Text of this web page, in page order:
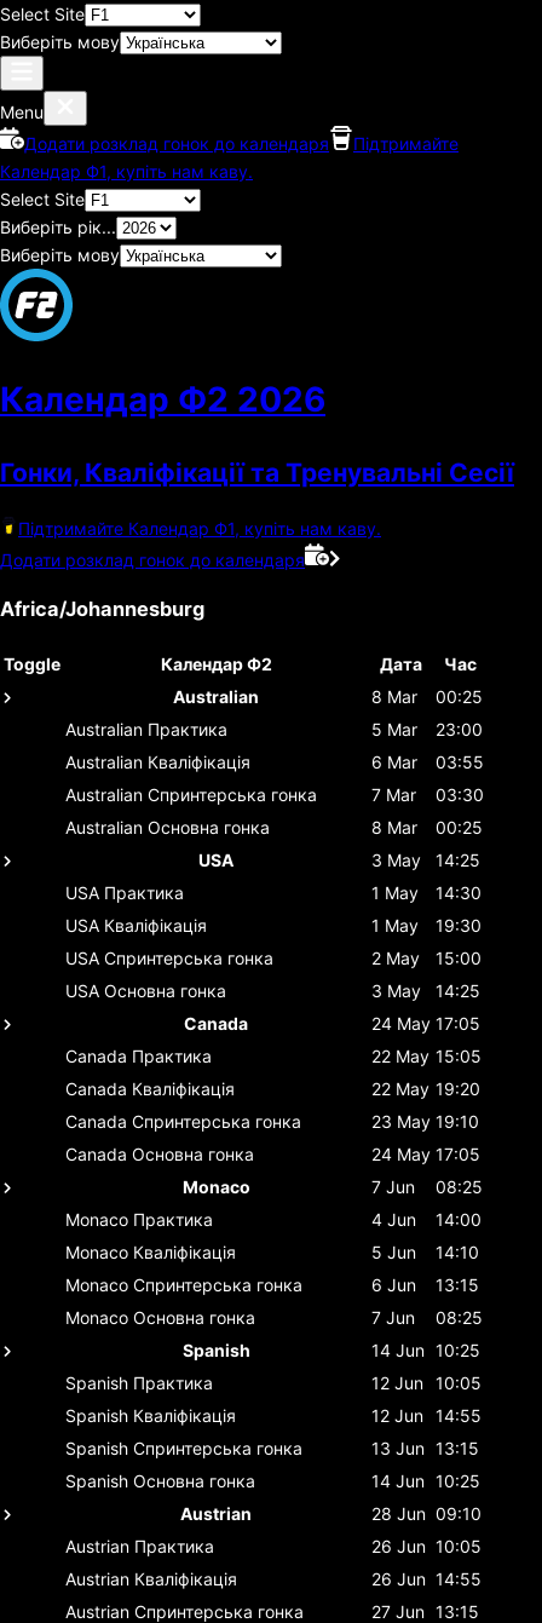
Select Site
Виберіть мову
Menu
Додати розклад гонок до календаря
Підтримайте
Календар Ф1, купіть нам каву.
Select Site
Виберіть рік...
Виберіть мову
Календар Ф2 2026
Гонки, Кваліфікації та Тренувальні Сесії
Підтримайте Календар Ф1, купіть нам каву.
Додати розклад гонок до календаря
Africa/Johannesburg
Toggle Календар Ф2 Дата
Час
Australian
8 Mar
00:25
Australian Практика 5 Mar
23:00
Australian Кваліфікація 6 Mar
03:55
Australian Спринтерська гонка 7 Mar
03:30
Australian Основна гонка 8 Mar
00:25
USA
3 May
14:25
USA Практика 1 May
14:30
USA Кваліфікація 1 May
19:30
USA Спринтерська гонка 2 May
15:00
USA Основна гонка 3 May
14:25
Canada
24 May 17:05
Canada Практика 22 May 15:05
Canada Кваліфікація 22 May 19:20
Canada Спринтерська гонка 23 May 19:10
Canada Основна гонка 24 May 17:05
Monaco
7 Jun
08:25
Monaco Практика 4 Jun
14:00
Monaco Кваліфікація 5 Jun
14:10
Monaco Спринтерська гонка 6 Jun
13:15
Monaco Основна гонка 7 Jun
08:25
Spanish
14 Jun 10:25
Spanish Практика 12 Jun 10:05
Spanish Кваліфікація 12 Jun 14:55
Spanish Спринтерська гонка 13 Jun 13:15
Spanish Основна гонка 14 Jun 10:25
Austrian
28 Jun 09:10
Austrian Практика 26 Jun 10:05
Austrian Кваліфікація 26 Jun 14:55
Austrian Спринтерська гонка 27 Jun 13:15